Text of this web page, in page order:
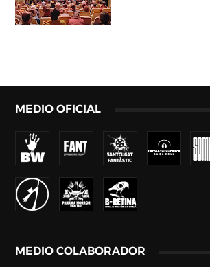
MEDIO OFICIAL
MEDIO COLABORADOR